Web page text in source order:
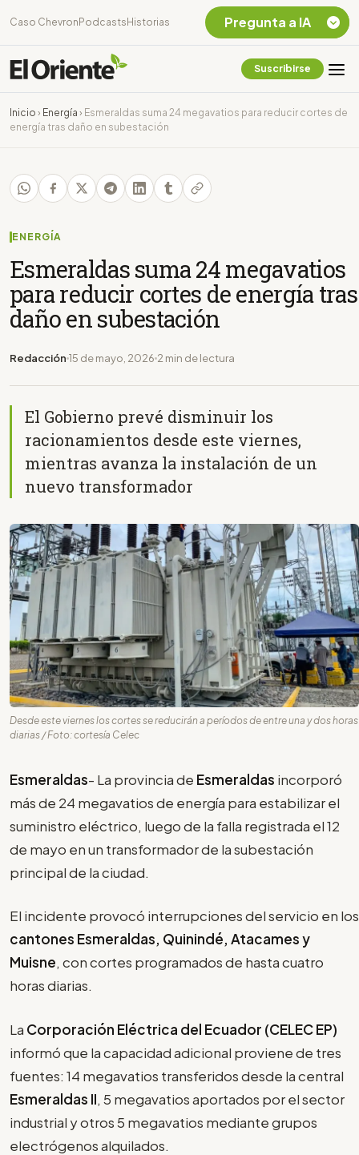
Caso Chevron Podcasts Historias
Suscribirse
Inicio › Energía › Esmeraldas suma 24 megavatios para reducir cortes de
energía tras daño en subestación
ENERGÍA
Esmeraldas suma 24 megavatios
para reducir cortes de energía tras
daño en subestación
Redacción 15 de mayo, 2026 2 min de lectura
El Gobierno prevé disminuir los
racionamientos desde este viernes,
mientras avanza la instalación de un
nuevo transformador
Desde este viernes los cortes se reducirán a períodos de entre una y dos horas
diarias / Foto: cortesía Celec
Esmeraldas- La provincia de Esmeraldas incorporó
más de 24 megavatios de energía para estabilizar el
suministro eléctrico, luego de la falla registrada el 12
de mayo en un transformador de la subestación
principal de la ciudad.
El incidente provocó interrupciones del servicio en los
cantones Esmeraldas, Quinindé, Atacames y
Muisne, con cortes programados de hasta cuatro
horas diarias.
La Corporación Eléctrica del Ecuador (CELEC EP)
informó que la capacidad adicional proviene de tres
fuentes: 14 megavatios transferidos desde la central
Esmeraldas II, 5 megavatios aportados por el sector
industrial y otros 5 megavatios mediante grupos
electrógenos alquilados.
Pregunta a IA
Chevron Ecuador